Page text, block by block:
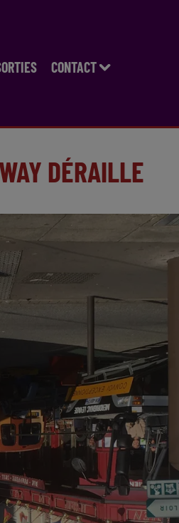
CONTACT
DÉRAILLE